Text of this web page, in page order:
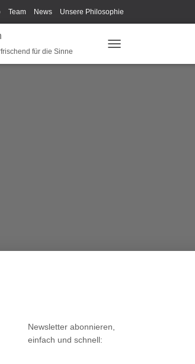
Team News Unsere Philosophie
Fan-Shop
für die Sinne
A
Newsletter abonnieren,
einfach und schnell: